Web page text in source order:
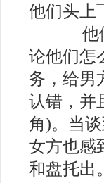
他们头上
他们
论他们怎
务，给男
认错，并
角)。当
女方也感
和盘托出